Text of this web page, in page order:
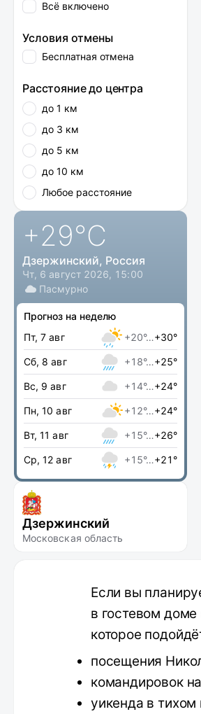
Всё включено
Условия отмены
Бесплатная отмена
Расстояние до центра
до 1 км
до 3 км
до 5 км
до 10 км
Любое расстояние
+29°C
Дзержинский, Россия
Чт, 6 август 2026, 15:00
Пасмурно
Прогноз на неделю
Пт, 7 авг
+20°…+30°
Сб, 8 авг +18°…+25°
Вс, 9 авг +14°…+24°
Пн, 10 авг +12°…+24°
Вт, 11 авг +15°…+26°
Ср, 12 авг +15°…+21°
Дзержинский
Московская область
Если вы
в гостевом
которое
посещения
командировок
уикенда в тихом